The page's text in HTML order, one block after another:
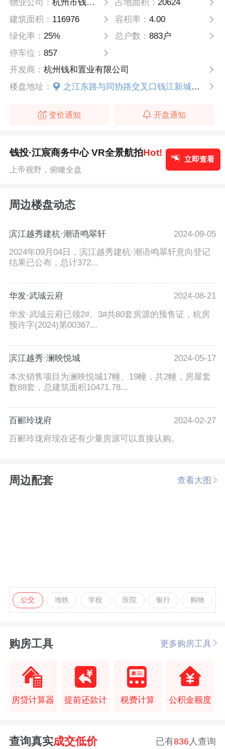
物业公司：杭州市钱江新城物业管理有限公司 占地面积： 20624
建筑面积： 116976 容积率： 4.00
绿化率：25% 总户数： 883户
停车位：857
开发商：杭州钱和置业有限公司
楼盘地址：
之江东路与同协路交叉口钱江新城二期建设指挥部1楼
变价通知 开盘通知
钱投·江宸商务中心 VR全景航拍Hot!
上帝视野，俯瞰全盘
立即查看
周边楼盘动态
滨江越秀建杭·潮语鸣翠轩
2024-09-05
2024年09月04日，滨江越秀建杭·潮语鸣翠轩意向登记
结果已公布，总计372...
华发·武珹云府
2024-08-21
华发·武珹云府已领2#、3#共80套房源的预售证，杭房
预许字(2024)第00367...
滨江越秀·澜映悦城
2024-05-17
本次销售项目为澜映悦城17幢、19幢，共2幢，房屋套
数88套，总建筑面积10471.78...
百郦玲珑府
2024-02-27
百郦玲珑府现在还有少量房源可以直接认购。
周边配套 查看大图
公交 地铁 学校 医院 银行 购物
购房工具 更多购房工具
房贷计算器 提前还款计 税费计算 公积金额度
查询真实成交低价 已有836人查询